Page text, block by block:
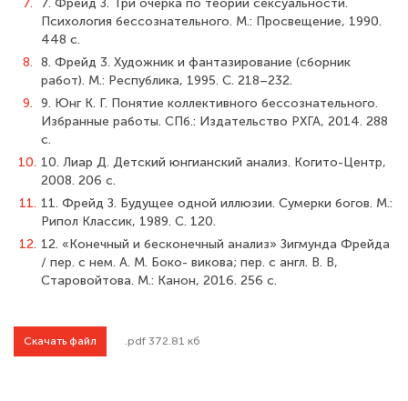
7.
7. Фрейд З. Три очерка по теории сексуальности.
Психология бессознательного. М.: Просвещение, 1990.
448 с.
8. 8. Фрейд 3. Художник и фантазирование (сборник
работ). М.: Республика, 1995. С. 218–232.
9. 9. Юнг К. Г. Понятие коллективного бессознательного.
Избранные работы. СПб.: Издательство РХГА, 2014. 288
с.
10. 10. Лиар Д. Детский юнгианский анализ. Когито-Центр,
2008. 206 с.
11. 11. Фрейд З. Будущее одной иллюзии. Сумерки богов. М.:
Рипол Классик, 1989. C. 120.
12. 12. «Конечный и бесконечный анализ» Зигмунда Фрейда
/ пер. с нем. А. М. Боко- викова; пер. с англ. В. В,
Старовойтова. М.: Канон, 2016. 256 с.
Скачать файл .pdf 372.81 кб